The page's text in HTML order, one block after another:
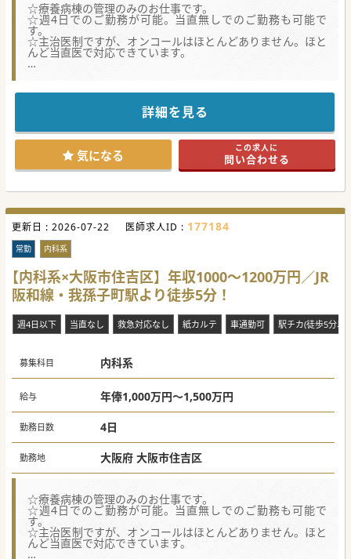
☆療養病棟の管理のみのお仕事です。
☆週4日でのご勤務が可能。当直無しでのご勤務も可能で
す。
☆主治医制ですが、オンコールはほとんどありません。ほと
んど当直医で対応できています。
福利厚生が充実しており、借り上げ社宅、赴任手当も相談可
通常の有給とは別に、特別有給の取得も可能で、年間14日間
付与されます。
当直、オンコール無しの勤務も可能なので、家庭と仕事の両
立が可能です。
是非ともご応募ください。
詳細を見る
気になる この求人に
問い合わせる
更新日 : 2026-07-22 医師求人ID : 177184
常勤 内科系
【内科系×大阪市住吉区】年収1000～1200万円／JR
阪和線・我孫子町駅より徒歩5分！
週4日以下 当直なし 救急対応なし 紙カルテ 車通勤可 駅チカ(徒歩5分以
募集科目 内科系
給与 年俸1,000万円～1,500万円
勤務日数 4日
勤務地 大阪府 大阪市住吉区
☆療養病棟の管理のみのお仕事です。
☆週4日でのご勤務が可能。当直無しでのご勤務も可能で
す。
☆主治医制ですが、オンコールはほとんどありません。ほと
んど当直医で対応できています。